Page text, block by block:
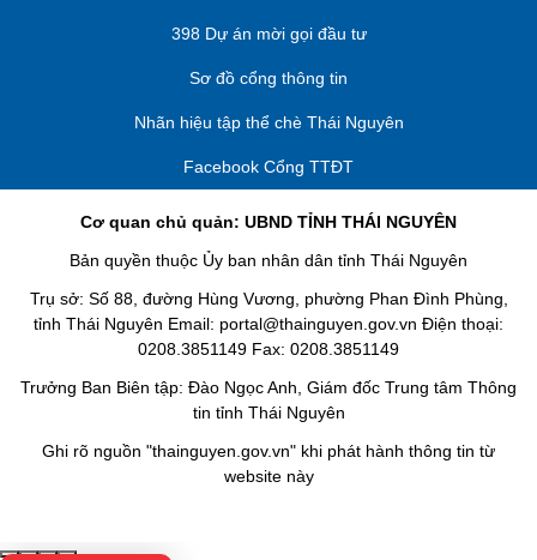
398 Dự án mời gọi đầu tư
Sơ đồ cổng thông tin
Nhãn hiệu tập thể chè Thái Nguyên
Facebook Cổng TTĐT
Cơ quan chủ quản: UBND TỈNH THÁI NGUYÊN
Bản quyền thuộc Ủy ban nhân dân tỉnh Thái Nguyên
Trụ sở: Số 88, đường Hùng Vương, phường Phan Đình Phùng,
tỉnh Thái Nguyên Email: portal@thainguyen.gov.vn Điện thoại:
0208.3851149 Fax: 0208.3851149
Trưởng Ban Biên tập: Đào Ngọc Anh, Giám đốc Trung tâm Thông
tin tỉnh Thái Nguyên
Ghi rõ nguồn "thainguyen.gov.vn" khi phát hành thông tin từ
website này